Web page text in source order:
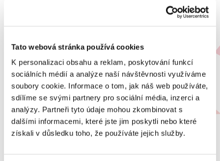
Tato webová stránka používá cookies
K personalizaci obsahu a reklam, poskytování funkcí
sociálních médií a analýze naší návštěvnosti využíváme
soubory cookie. Informace o tom, jak náš web používáte,
sdílíme se svými partnery pro sociální média, inzerci a
analýzy. Partneři tyto údaje mohou zkombinovat s
dalšími informacemi, které jste jim poskytli nebo které
získali v důsledku toho, že používáte jejich služby.
Možnost odkladu splátek
V případě pracovní neschopnosti nebo finanční tísně si
můžete splátky odložit.